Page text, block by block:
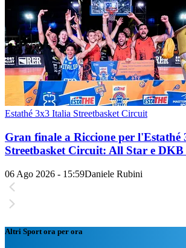
Estathé 3x3 Italia Streetbasket Circuit
Gran finale a Riccione per l'Estathé
Streetbasket Circuit: All Star e
06 Ago 2026 - 15:59Daniele Rubini
Altri Sport ora per ora